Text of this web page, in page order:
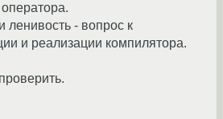
ленивость - вопрос к
и реализации компилятора.